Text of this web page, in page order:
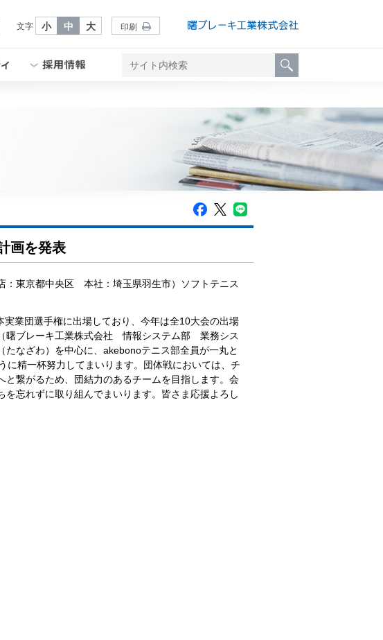
文字 小 中 大 印刷
画を発表
東京都中央区 本社：埼玉県羽生市）ソフトテニス
業団選手権に出場しており、今年は全10大会の出場
曙ブレーキ工業株式会社 情報システム部 業務シス
なざわ）を中心に、akebonoテニス部全員が一丸と
に精一杯努力してまいります。団体戦においては、チ
繋がるため、団結力のあるチームを目指します。会
忘れずに取り組んでまいります。皆さま応援よろし